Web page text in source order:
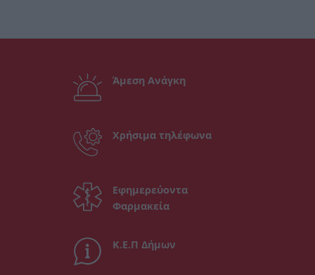
Άμεση Ανάγκη
Χρήσιμα τηλέφωνα
Εφημερεύοντα
Φαρμακεία
Κ.Ε.Π Δήμων